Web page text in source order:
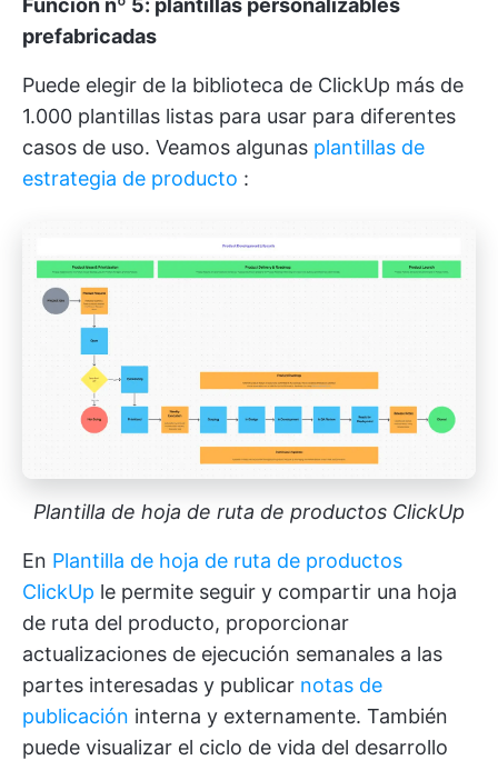
prefabricadas
Puede elegir de la biblioteca de ClickUp más de
1.000 plantillas listas para usar para diferentes
casos de uso. Veamos algunas plantillas de
estrategia de producto :
Plantilla de hoja de ruta de productos ClickUp
En Plantilla de hoja de ruta de productos
ClickUp le permite seguir y compartir una hoja
de ruta del producto, proporcionar
actualizaciones de ejecución semanales a las
partes interesadas y publicar notas de
publicación interna y externamente. También
puede visualizar el ciclo de vida del desarrollo